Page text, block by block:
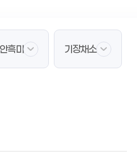
흑미 기장채소